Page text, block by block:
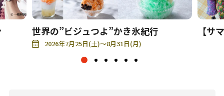
プライバシーポリシー
世界の”ビジュつよ”かき氷紀行
2026年7月25日(土)～8月31日(月)
【サ